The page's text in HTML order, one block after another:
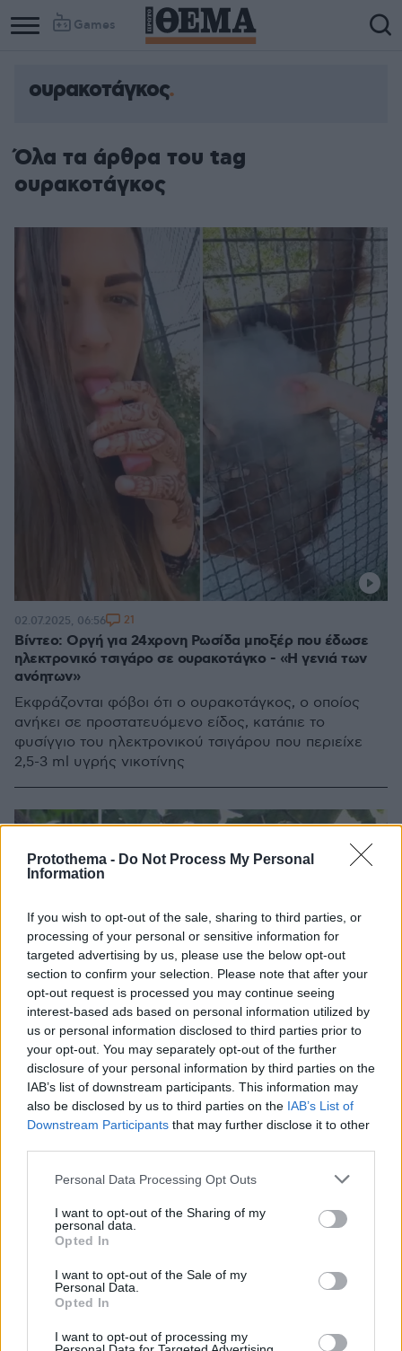
Protothema - Do Not Process My Personal
Information
If you wish to opt-out of the sale, sharing to third parties, or
processing of your personal or sensitive information for
targeted advertising by us, please use the below opt-out
section to confirm your selection. Please note that after your
opt-out request is processed you may continue seeing
interest-based ads based on personal information utilized by
us or personal information disclosed to third parties prior to
your opt-out. You may separately opt-out of the further
disclosure of your personal information by third parties on the
IAB’s list of downstream participants. This information may
also be disclosed by us to third parties on the IAB’s List of
Downstream Participants that may further disclose it to other
Please note that this website/app uses one or more Google
not limited to your visit or usage behaviour. You may click to
grant or deny consent to Google and its third-party tags to
use your data for below specified purposes in below Google
consent section.
Personal Data Processing Opt Outs
I want to opt-out of the Sharing of my
personal data.
Opted In
I want to opt-out of the Sale of my
Personal Data.
Opted In
I want to opt-out of processing my
Games
ουρακοτάγκος
Όλα τα άρθρα του tag
ουρακοτάγκος
Βίντεο: Οργή για 24χρονη Ρωσίδα μποξέρ που έδωσε
ηλεκτρονικό τσιγάρο σε ουρακοτάγκο - «Η γενιά των
ανόητων»
Εκφράζονται φόβοι ότι ο ουρακοτάγκος, ο οποίος
ανήκει σε προστατευόμενο είδος, κατάπιε το
φυσίγγιο του ηλεκτρονικού τσιγάρου που περιείχε
2,5-3 ml υγρής νικοτίνης
02.07.2025, 06:56 21
Επιστήμονες είδαν για πρώτη φορά ουρακοτάγκο να
χρησιμοποιεί ιαματικό φυτό σε πληγή
Ο 30χρονος Ράκους αιφνιδίασε τους ειδικούς -
Μάσησε τα φύλλα και αντί να τα καταπιεί, άλειφε με
τα δάχτυλά του την πληγή